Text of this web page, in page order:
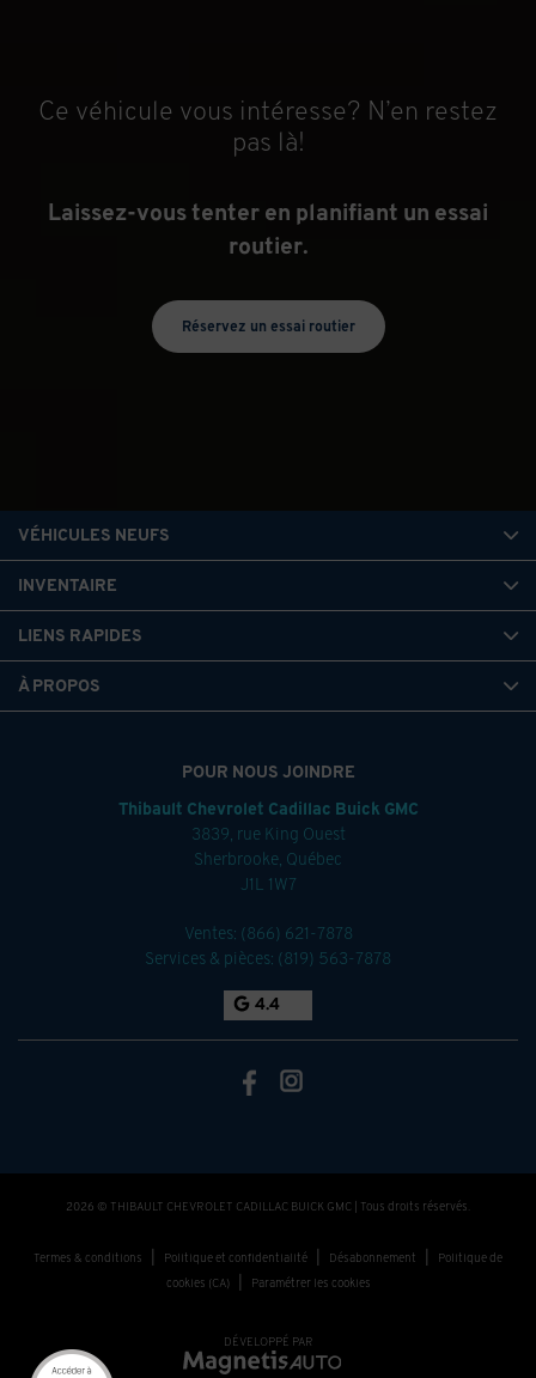
Ce véhicule vous intéresse? N’en restez
pas là!
Laissez-vous tenter en planifiant un essai
routier.
Réservez un essai routier
POUR NOUS JOINDRE
Thibault Chevrolet Cadillac Buick GMC
3839, rue King Ouest
Sherbrooke, Québec
J1L 1W7
Ventes: (866) 621-7878
Services & pièces: (819) 563-7878
4.4
VÉHICULES NEUFS
INVENTAIRE
LIENS RAPIDES
À PROPOS
2026 © THIBAULT CHEVROLET CADILLAC BUICK GMC | Tous droits réservés.
Termes & conditions Politique et confidentialité Désabonnement
Politique de
cookies (CA)| Paramétrer les cookies
DÉVELOPPÉ PAR